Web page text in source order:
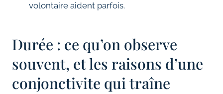
volontaire aident parfois.
Durée : ce qu’on observe
souvent, et les raisons d’une
conjonctivite qui traîne